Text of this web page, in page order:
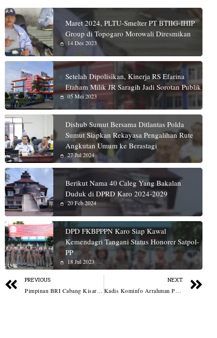
Maret 2024, PLTU-Smelter PT BTIIG-IHIP
Group di Topogaro Morowali Diresmikan
14 Des 2023
Setelah Dipolisikan, Kinerja RS Efarina
Etaham Milik JR Saragih Jadi Sorotan Publik
05 Mei 2023
Dishub Sumut Bersama Ditlantas Polda
Sumut Siapkan Rekayasa Pengalihan Rute
Angkutan Umum ke Berastagi
27 Jul 2024
Berikut Nama 40 Caleg Yang Bakalan
Duduk di DPRD Karo 2024-2029
20 Feb 2024
DPD FKBPPPN Karo Siap Kawal
Kemendagri Tangani Status Honorer Satpol-
PP
18 Jul 2023
PREVIOUS
Pimpinan BRI Cabang Kisaran Pastikan Isu Lembur Tidak Dibayar Hoax
NEXT
Kadis Kominfo Arrahman Pane Hadiri Penetapan Ketua PWPM, Minta Segera Susun AD/ART